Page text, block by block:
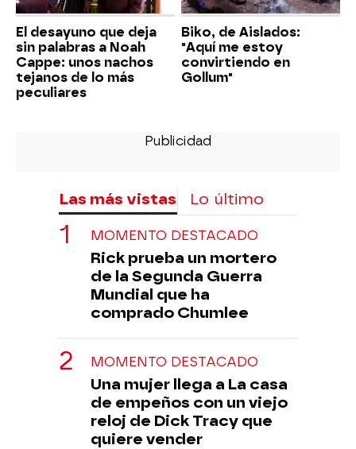
El desayuno que deja
sin palabras a Noah
Cappe: unos nachos
tejanos de lo más
peculiares
Biko, de Aislados:
"Aquí me estoy
convirtiendo en
Gollum"
Las más vistas Lo último
MOMENTO DESTACADO
Rick prueba un mortero
de la Segunda Guerra
Mundial que ha
comprado Chumlee
MOMENTO DESTACADO
Una mujer llega a La casa
de empeños con un viejo
reloj de Dick Tracy que
quiere vender